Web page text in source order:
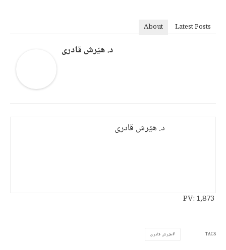
About Latest Posts
د. هێرش قادری
د. هێرش قادری
PV:1,873
TAGS هێرش قادری